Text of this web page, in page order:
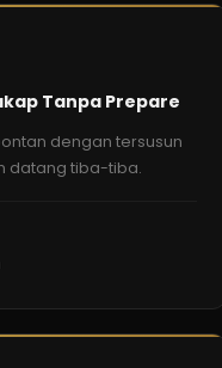
Tanpa Prepare
dengan tersusun
datang tiba-tiba.